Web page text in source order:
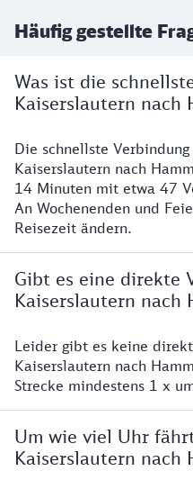
Häufig gestellte
Was ist die
Kaiserslautern nach
Die schnellste
Kaiserslautern nach
14 Minuten mit etwa 47
An Wochenenden und
Reisezeit ändern.
Gibt es eine direkte
Kaiserslautern nach
Leider gibt es keine
Kaiserslautern nach
Strecke mindestens 1 x
Um wie viel Uhr
Kaiserslautern nach